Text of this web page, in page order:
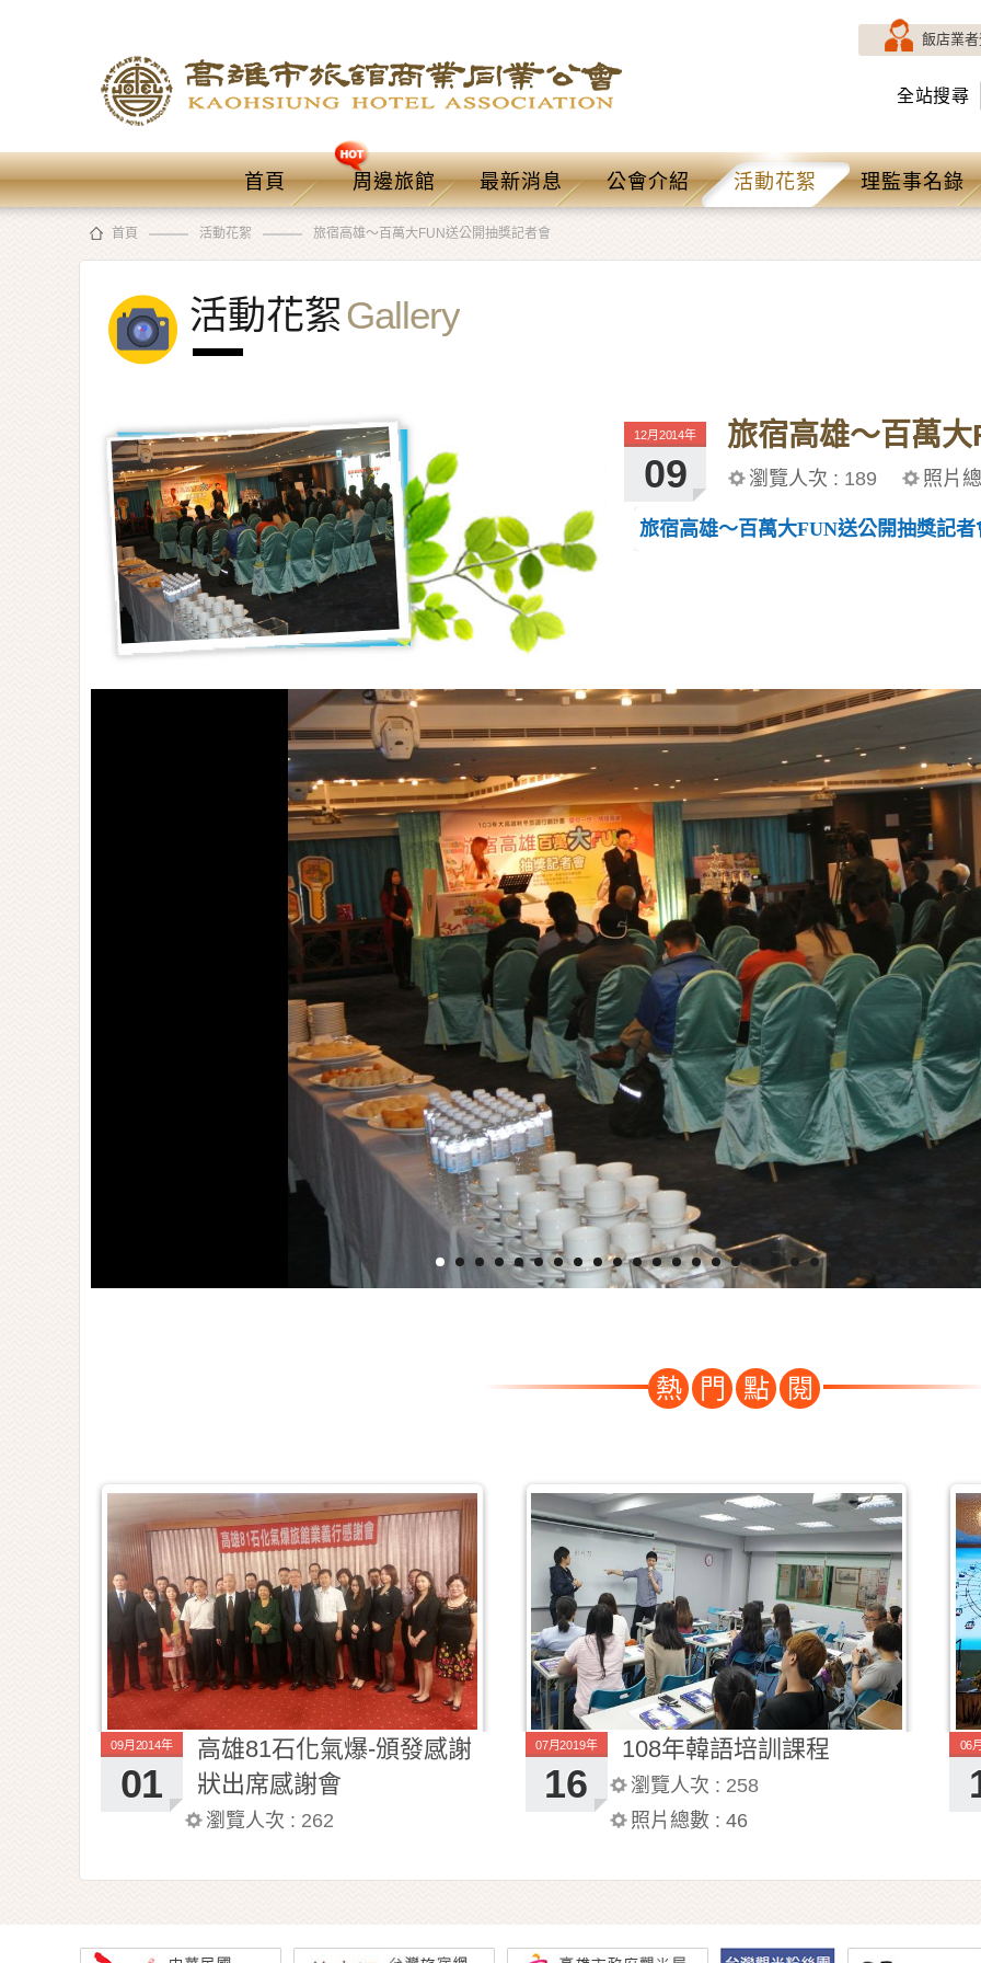
飯店業
全站搜尋
首頁 周邊旅館 最新消息 公會介紹 活動花絮 理監事名錄
首頁 活動花絮 旅宿高雄～百萬大FUN送公開抽獎記者會
活動花絮Gallery
旅宿高雄～百萬
瀏覽人次 : 189 照片
12月2014年
09
旅宿高雄～百萬大FUN送公開抽獎記者
熱 門 點 閱
高雄81石化氣爆-頒發感謝
狀出席感謝會
瀏覽人次 : 262
09月2014年
01
108年韓語培訓課程
瀏覽人次 : 258
照片總數 : 46
07月2019年
16
06